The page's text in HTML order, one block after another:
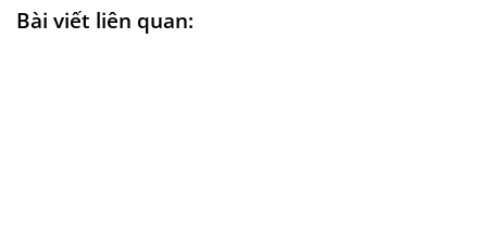
Bài viết liên quan: